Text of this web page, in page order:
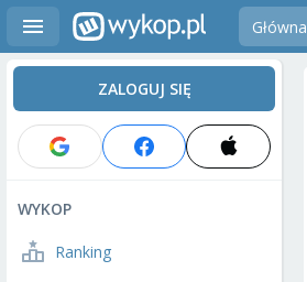
Główna
ZALOGUJ SIĘ
WYKOP
Ranking